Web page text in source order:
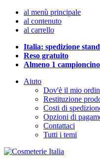
al menù principale
al contenuto
al carrello
Italia: spedizione
Reso gratuito
Almeno 1
Aiuto
Dov'è il mio
Restituzione
Costi di
Opzioni di
Contattaci
Tutti i temi